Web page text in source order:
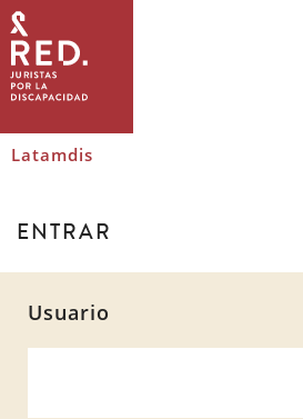
Juristas
por
la
discapacidad
Latamdis
ENTRAR
Usuario